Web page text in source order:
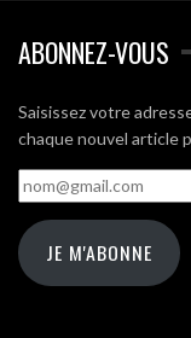
ABONNEZ-VOUS
Saisissez votre
chaque nouvel article
nom@gmail.com
JE M'ABONNE